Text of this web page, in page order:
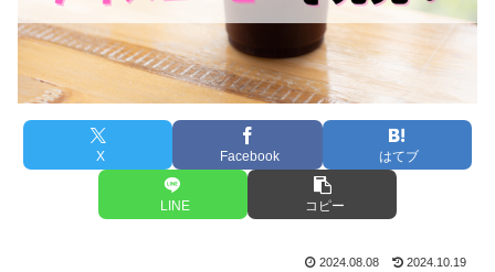
X Facebook はてブ
LINE コピー
2024.08.08 2024.10.19